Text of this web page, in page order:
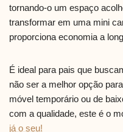
tornando-o um espaço
transformar em uma mini
proporciona economia a
É ideal para pais que
não ser a melhor opção
móvel temporário ou de
com a qualidade, este é o
já o seu!